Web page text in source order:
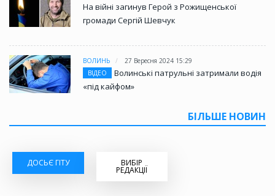
На війні загинув Герой з Рожищенської
громади Сергій Шевчук
ВОЛИНЬ
27 Вересня 2024 15:29
ВІДЕО
Волинські патрульні затримали водія
«під кайфом»
БІЛЬШЕ НОВИН
ДОСЬЄ ГІТУ ВИБІР
РЕДАКЦІЇ